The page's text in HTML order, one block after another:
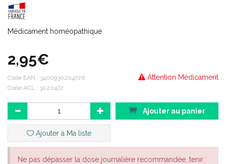
Médicament homéopathique
2,95€
Attention Médicament
Code EAN : 3400930204726
Code ACL : 3020472
Ajouter au panier
Ajouter à Ma liste
Ne pas dépasser la dose journalière recommandée, tenir